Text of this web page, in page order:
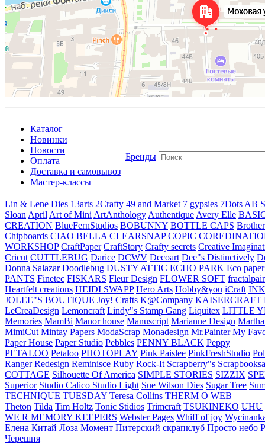
Каталог
Новинки
Новости
Оплата
Доставка и самовывоз
Мастер-классы
Бренды
Lin & Lene Dies 13arts 2Crafty 49 and Market 7 gypsies 7Dots AB
Sloan April Art of Mini ArtAnthology Authentique Avery Elle
CREATION BlueFernStudios BOBUNNY BOTTLE CAPS Brother
Chipboards CIAO BELLA CLEARSNAP COPIC
WORKSHOP CraftPaper CraftStory Crafty secrets Creative
Cricut CUTTLEBUG Darice DCWV Decoart Dee"s Distinctively
Donna Salazar Doodlebug DUSTY ATTIC ECHO PARK Eco paper
PANTS Finetec FISKARS Fleur Design FLOWER SOFT
Heartfelt creations HEIDI SWAPP Hero Arts Hobby&you iCraft
JOLEE"S BOUTIQUE Joy! Crafts K@Company KAISERCRAFT
LeCreaDesign Lemoncraft Lindy"s Stamp Gang Liquitex LITTLE
Memories MamBi Manor house Manuscript Marianne Design
MimiCut Mintay Papers ModaScrap Monadesign Mr.Painter My
Paper House Paper Studio Pebbles PENNY BLACK Peppy
PETALOO Petaloo PHOTOPLAY Pink Paislee PinkFreshStudio
Ranger Redesign Reminisce Ruby Rock-It Scrapberry"s
COTTAGE Silhouette Of America SIMPLE STORIES SIZZIX
Superior Studio Calico Studio Light Sue Wilson Dies Sugar Tree
TECHNIQUE TUESDAY Teresa Collins THERM O WEB
Theton Tilda Tim Holtz Tonic Stidios Trimcraft TSUKINEKO UHU
WE R MEMORY KEEPERS Webster Pages Whiff of joy
Елена Китай Лоза Момент Питерский скрапклуб Просто небо
Черешня